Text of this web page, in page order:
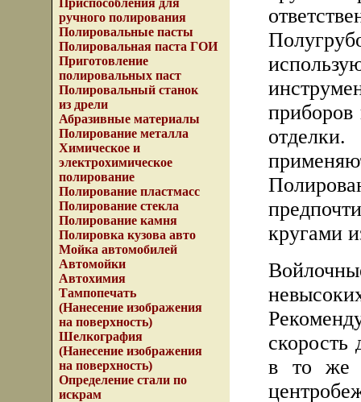
Приспособления для
ручного полирования
Полировальные пасты
Полировальная паста ГОИ
Приготовление
полировальных паст
Полировальный станок
из дрели
Абразивные материалы
Полирование металла
Химическое и
электрохимическое
полирование
Полирование пластмасс
Полирование стекла
Полирование камня
Полировка кузова авто
Мойка автомобилей
Автомойки
Автохимия
Тампопечать
(Нанесение изображения
на поверхность)
Шелкография
(Нанесение изображения
на поверхность)
Определение стали по
искрам
приборов
кругами
скорость
в то же